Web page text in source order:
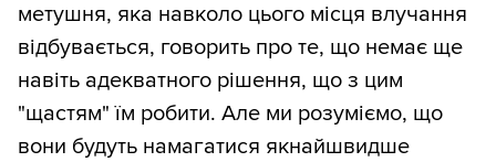
метушня, яка навколо цього місця влучання
відбувається, говорить про те, що немає ще
навіть адекватного рішення, що з цим
"щастям" їм робити. Але ми розуміємо, що
вони будуть намагатися якнайшвидше